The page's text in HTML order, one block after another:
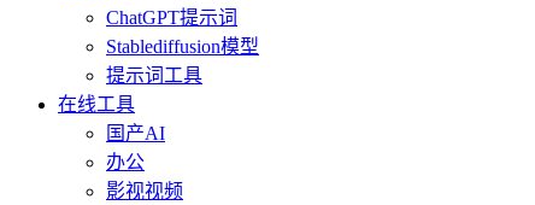
ChatGPT提示词
Stablediffusion模型
提示词工具
在线工具
国产AI
办公
影视视频